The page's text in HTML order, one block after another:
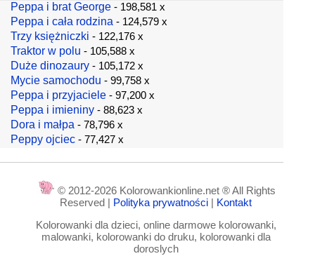
Peppa i brat George - 198,581 x
Peppa i cała rodzina - 124,579 x
Trzy księżniczki - 122,176 x
Traktor w polu - 105,588 x
Duże dinozaury - 105,172 x
Mycie samochodu - 99,758 x
Peppa i przyjaciele - 97,200 x
Peppa i imieniny - 88,623 x
Dora i małpa - 78,796 x
Peppy ojciec - 77,427 x
© 2012-2026 Kolorowankionline.net ® All Rights
Reserved | Polityka prywatności | Kontakt
Kolorowanki dla dzieci, online darmowe kolorowanki,
malowanki, kolorowanki do druku, kolorowanki dla
doroslych